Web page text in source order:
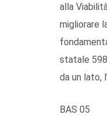
alla
migliorare
statale
da un lato,
BAS 05